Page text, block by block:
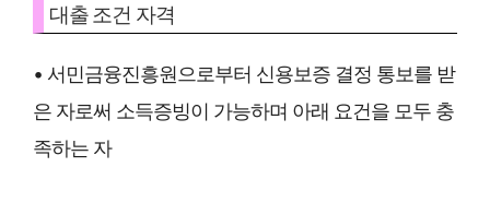
대출 조건 자격
• 서민금융진흥원으로부터 신용보증 결정 통보를 받
은 자로써 소득증빙이 가능하며 아래 요건을 모두 충
족하는 자